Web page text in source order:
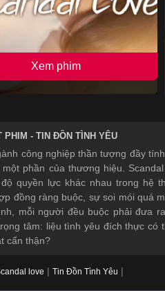
Xem phim
PHIM - TIN ĐỒN TÌNH YÊU
công nghiệp thần tượng đầy
một phần của thương hiệu.
quyền lực khác nhau trong hệ
đồng ràng buộc, sự soi mói quá
mỗi người đều buộc phải đưa
tâm: liệu tình yêu đích thực có
cẩn thận?
love | Tin Đồn Tình Yêu |